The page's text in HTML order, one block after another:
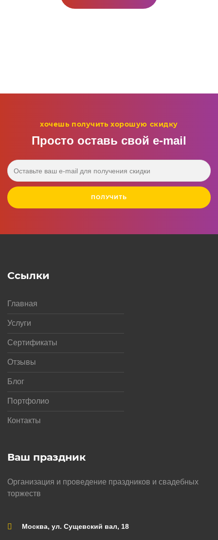
хочешь получить хорошую скидку
Просто оставь свой e‑mail
ПОЛУЧИТЬ
Ваш праздник
Организация и проведение праздников и свадебных
торжеств
Москва, ул. Сущевский вал, 18
Ссылки
Главная
Услуги
Сертификаты
Отзывы
Блог
Портфолио
Контакты